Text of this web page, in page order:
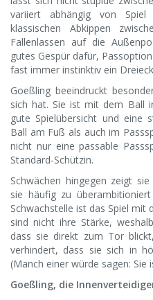
variiert abhängig von
klassischen Abkippen
Fallenlassen auf die
gutes Gespür dafür,
fast immer instinktiv ein
Goeßling beeindruckt
sich hat. Sie ist mit dem Ball
gute Spielübersicht und eine
Ball am Fuß als auch im
nicht nur eine passable
Standard-Schützin.
Schwächen hingegen zeigt
sie häufig zu
Schwachstelle ist das Spiel mit
sind nicht ihre Stärke,
dass sie direkt zum Tor
verhindert, dass sie sich in
(Manch einer würde sagen: Sie
Goeßling, die